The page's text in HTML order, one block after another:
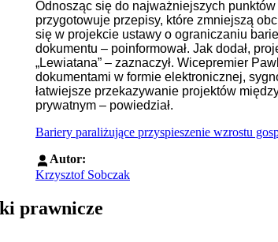
Odnosząc się do najważniejszych
przygotowuje przepisy, które zmniejszą
się w projekcie ustawy o ograniczaniu
dokumentu – poinformował. Jak dodał,
„Lewiatana” – zaznaczył. Wicepremier
dokumentami w formie elektronicznej,
łatwiejsze przekazywanie projektów
prywatnym – powiedział.
Bariery paraliżujące przyspieszenie wzrostu
Autor:
Krzysztof Sobczak
prawnicze